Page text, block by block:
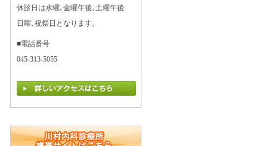
休診日は水曜､金曜午後､土曜午後
日曜､祝祭日となります。
■電話番号
045-313-5055